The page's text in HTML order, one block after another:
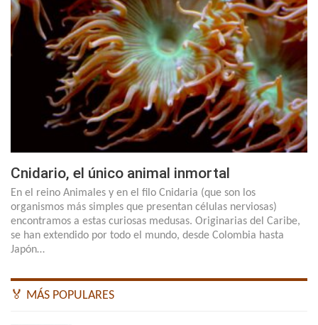
Cnidario, el único animal inmortal
En el reino Animales y en el filo Cnidaria (que son los
organismos más simples que presentan células nerviosas)
encontramos a estas curiosas medusas. Originarias del Caribe,
se han extendido por todo el mundo, desde Colombia hasta
Japón…
🏅 MÁS POPULARES